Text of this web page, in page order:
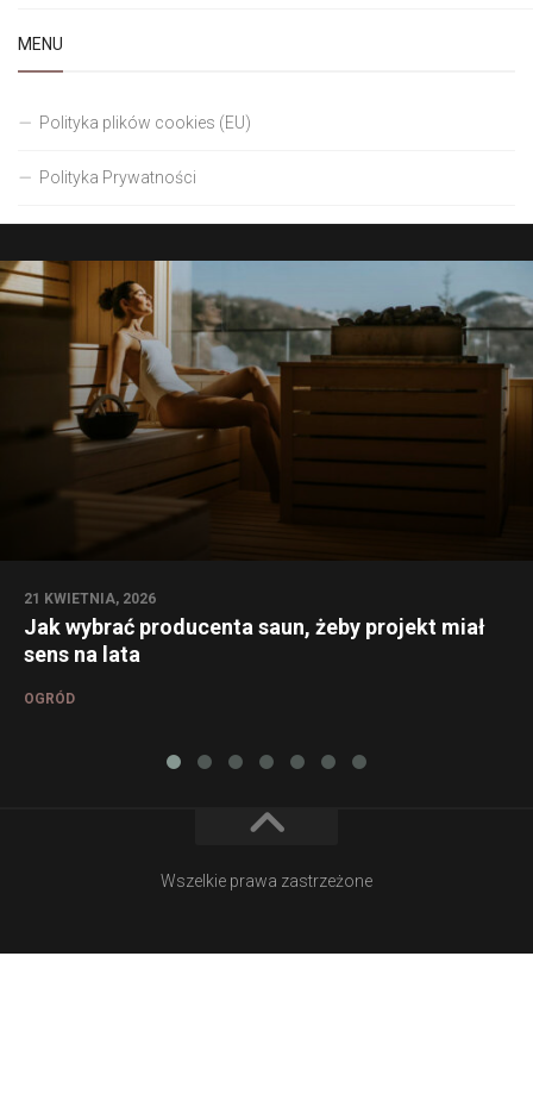
MENU
Polityka plików cookies (EU)
Polityka Prywatności
21 KWIETNIA, 2026
Jak wybrać producenta saun, żeby projekt miał
sens na lata
OGRÓD
Wszelkie prawa zastrzeżone